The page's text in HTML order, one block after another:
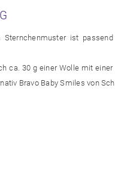
Sternchenmuster ist
ca. 30 g einer Wolle mit
Bravo Baby Smiles von